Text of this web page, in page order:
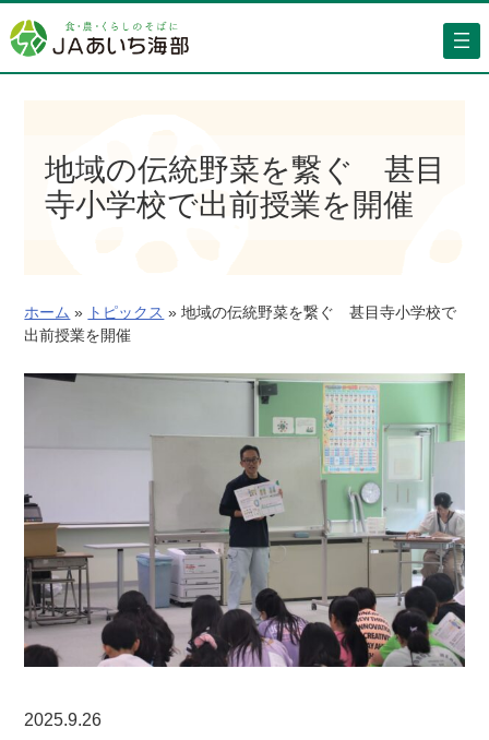
容
を
地域の伝統野菜を繋ぐ 甚目
寺小学校で出前授業を開催
ホーム » トピックス » 地域の伝統野菜を繋ぐ 甚目寺小学校で
出前授業を開催
2025.9.26